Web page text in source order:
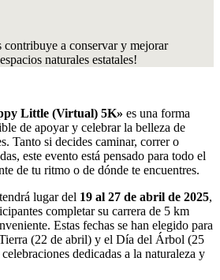
contribuye a conservar y mejorar
naturales estatales!
Little (Virtual) 5K» es una forma
de apoyar y celebrar la belleza de
Tanto si decides caminar, correr o
este evento está pensado para todo el
de tu ritmo o de dónde te encuentres.
lugar del 19 al 27 de abril de 2025,
completar su carrera de 5 km
Estas fechas se han elegido para
(22 de abril) y el Día del Árbol (25
dedicadas a la naturaleza y